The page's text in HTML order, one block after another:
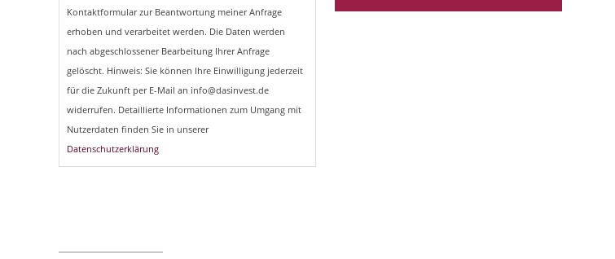
Kontaktformular zur Beantwortung meiner Anfrage
erhoben und verarbeitet werden. Die Daten werden
nach abgeschlossener Bearbeitung Ihrer Anfrage
gelöscht. Hinweis: Sie können Ihre Einwilligung jederzeit
für die Zukunft per E-Mail an info@dasinvest.de
widerrufen. Detaillierte Informationen zum Umgang mit
Nutzerdaten finden Sie in unserer
Datenschutzerklärung